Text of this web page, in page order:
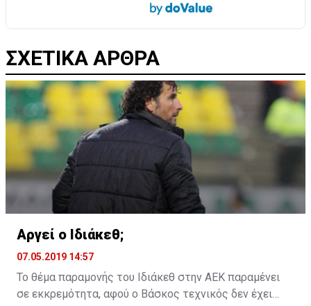
ΣΧΕΤΙΚΑ ΑΡΘΡΑ
Αργεί ο Ιδιάκεθ;
07.05.2019 14:57
Το θέμα παραμονής του Ιδιάκεθ στην ΑΕΚ παραμένει
σε εκκρεμότητα, αφού ο Βάσκος τεχνικός δεν έχει